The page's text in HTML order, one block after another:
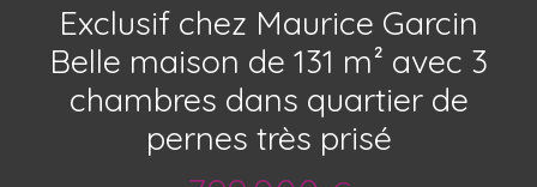
Exclusif chez Maurice Garcin
Belle maison de 131 m² avec 3
chambres dans quartier de
pernes très prisé